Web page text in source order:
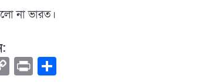
না ভারত।
Copy
Print